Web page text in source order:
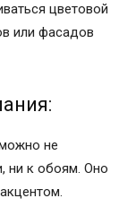
цветовой
или фасадов
не
ни к обоям. Оно